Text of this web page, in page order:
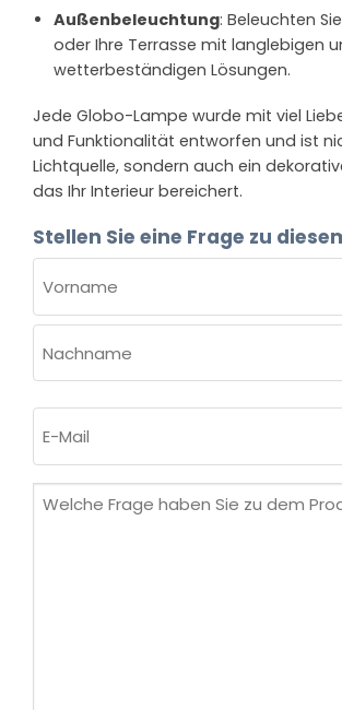
Außenbeleuchtung: Beleuchten
oder Ihre Terrasse mit langlebigen
wetterbeständigen Lösungen.
Jede Globo-Lampe wurde mit viel
und Funktionalität entworfen und ist
Lichtquelle, sondern auch ein
das Ihr Interieur bereichert.
Stellen Sie eine Frage zu
(ERFORDERLICH)
Vorname
Mail
Welche